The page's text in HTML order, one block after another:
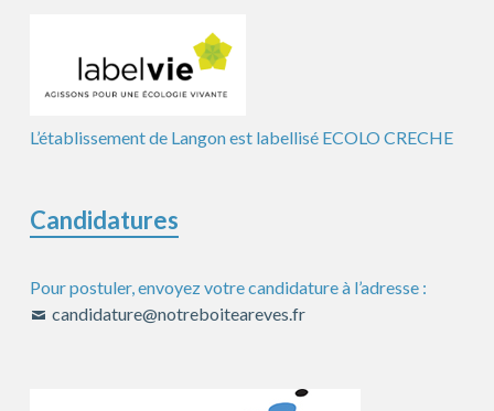
L’établissement de Langon est labellisé ECOLO CRECHE
Candidatures
Pour postuler, envoyez votre candidature à l’adresse :
candidature@notreboiteareves.fr